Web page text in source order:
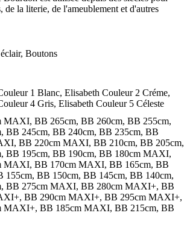
de la literie, de l'ameublement et d'autres
Boutons
1 Blanc, Elisabeth Couleur 2 Créme,
4 Gris, Elisabeth Couleur 5 Céleste
MAXI, BB 265cm, BB 260cm, BB 255cm,
BB 245cm, BB 240cm, BB 235cm, BB
BB 220cm MAXI, BB 210cm, BB 205cm,
BB 195cm, BB 190cm, BB 180cm MAXI,
MAXI, BB 170cm MAXI, BB 165cm, BB
155cm, BB 150cm, BB 145cm, BB 140cm,
BB 275cm MAXI, BB 280cm MAXI+, BB
BB 290cm MAXI+, BB 295cm MAXI+,
MAXI+, BB 185cm MAXI, BB 215cm, BB